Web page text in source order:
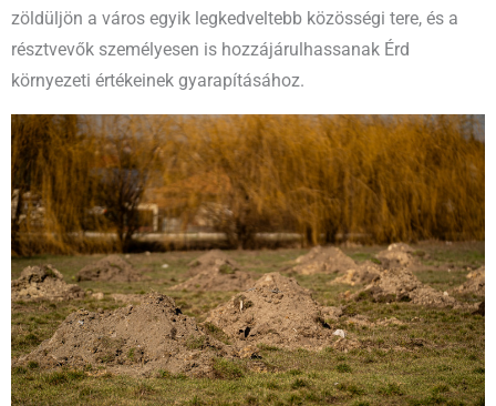
zöldüljön a város egyik legkedveltebb közösségi tere, és a
résztvevők személyesen is hozzájárulhassanak Érd
környezeti értékeinek gyarapításához.